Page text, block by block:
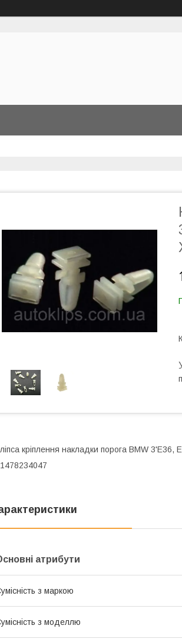
кріплення накладки порога BMW
атрибути
з маркою
з моделлю